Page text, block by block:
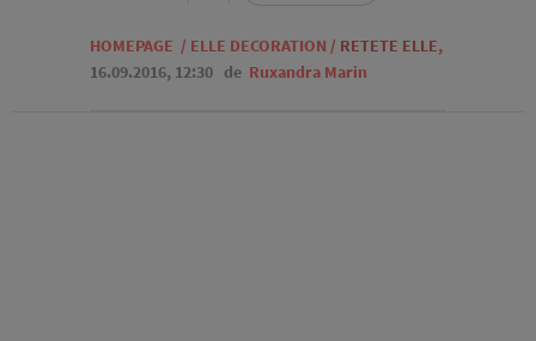
HOMEPAGE / ELLE DECORATION / RETETE ELLE,
16.09.2016, 12:30 de Ruxandra Marin